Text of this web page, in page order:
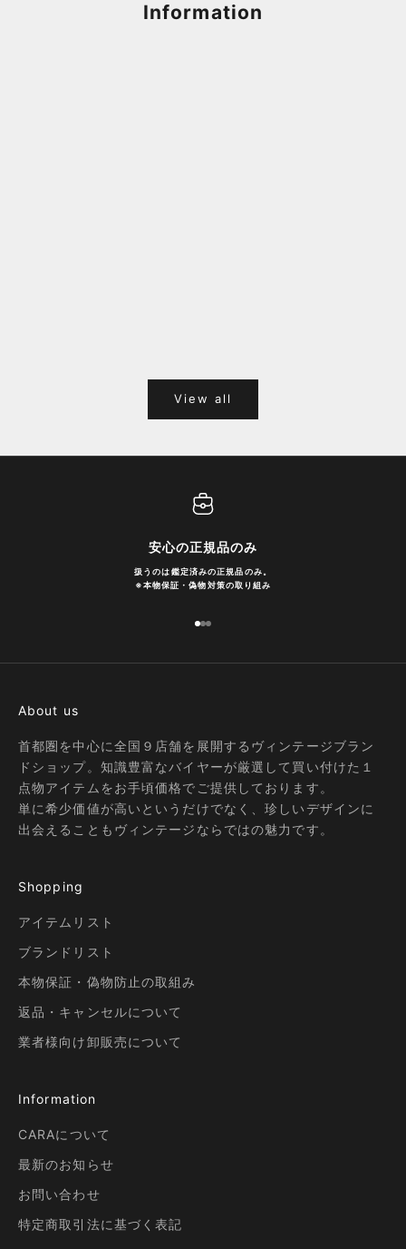
Information
View all
安心の正規品のみ
扱うのは鑑定済みの正規品のみ。
※本物保証・偽物対策の取り組み
I18n Error: Missing interpolation
I18n Error: Missing interpolation
I18n Error: Missing interpolation
About us
首都圏を中心に全国９店舗を展開するヴィンテージブラン
ドショップ。知識豊富なバイヤーが厳選して買い付けた１
点物アイテムをお手頃価格でご提供しております。
単に希少価値が高いというだけでなく、珍しいデザインに
出会えることもヴィンテージならではの魅力です。
Shopping
アイテムリスト
ブランドリスト
本物保証・偽物防止の取組み
返品・キャンセルについて
業者様向け卸販売について
Information
CARAについて
最新のお知らせ
お問い合わせ
特定商取引法に基づく表記